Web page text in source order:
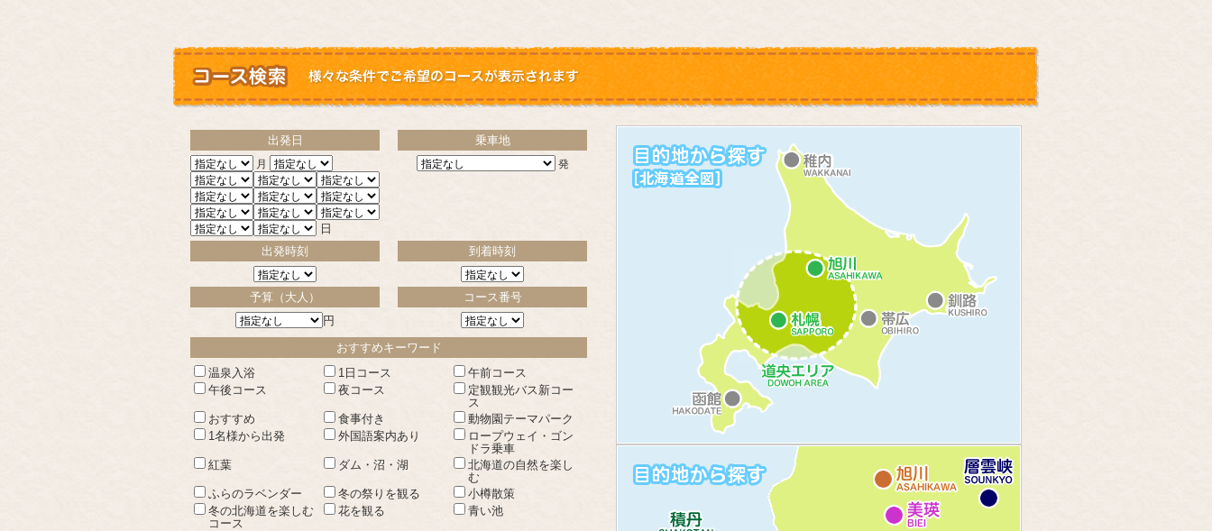
出発日
月
日
乗車地
発
出発時刻 到着時刻
予算（大人）
円
コース番号
おすすめキーワード
温泉入浴
1日コース
午前コース
午後コース
夜コース
定観観光バス新コー
ス
おすすめ
食事付き
動物園テーマパーク
1名様から出発
外国語案内あり
ロープウェイ・ゴン
ドラ乗車
紅葉
ダム・沼・湖
北海道の自然を楽し
む
ふらのラベンダー
冬の祭りを観る
小樽散策
冬の北海道を楽しむ
コース
花を観る 青い池